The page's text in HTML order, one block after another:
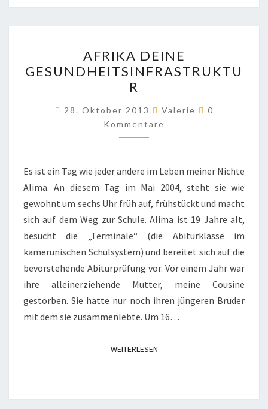
DEINE
AFRIKA DEINE
GESUNDHEITSINFRASTRUKTU
R
28. Oktober 2013 Valerie Kommentare
0
Kommentare
Es ist ein Tag wie jeder andere im Leben meiner Nichte
Alima. An diesem Tag im Mai 2004, steht sie wie
gewohnt um sechs Uhr früh auf, frühstückt und macht
sich auf dem Weg zur Schule. Alima ist 19 Jahre alt,
besucht die „Terminale“ (die Abiturklasse im
kamerunischen Schulsystem) und bereitet sich auf die
bevorstehende Abiturprüfung vor. Vor einem Jahr war
ihre alleinerziehende Mutter, meine Cousine
gestorben. Sie hatte nur noch ihren jüngeren Bruder
mit dem sie zusammenlebte. Um 16…
WEITERLESENWEITERLESEN